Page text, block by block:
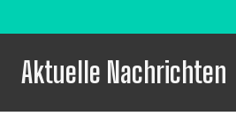
Aktuelle Nachrichten